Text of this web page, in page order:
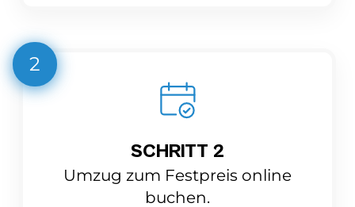
2
SCHRITT 2
Umzug zum Festpreis online
buchen.